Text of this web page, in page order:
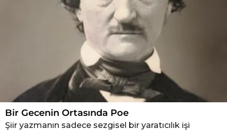
Bir Gecenin Ortasında Poe
Şiir yazmanın sadece sezgisel bir yaratıcılık işi